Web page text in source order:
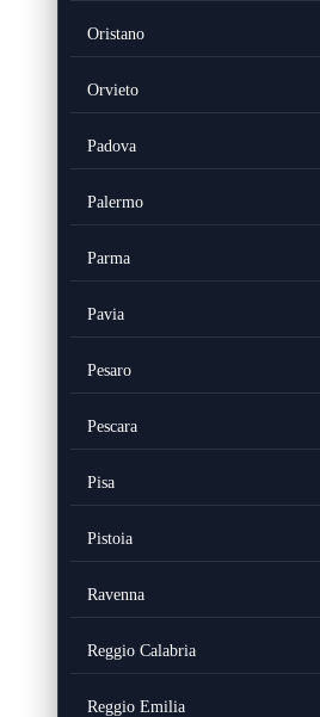
Oristano
Orvieto
Padova
Palermo
Parma
Pavia
Pesaro
Pescara
Pisa
Pistoia
Ravenna
Reggio Calabria
Reggio Emilia